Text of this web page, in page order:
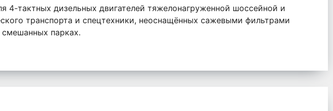
4-тактных дизельных двигателей тяжелонагруженной шоссейной и
транспорта и спецтехники, неоснащённых сажевыми фильтрами
парках.